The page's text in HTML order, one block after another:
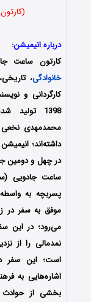
درباره انیمیشن:
کارتون ساعت
خانوادگی،
کارگردانی و
1398
محمدمهدی نخعی
داشته‌‌اند؛
در چهل و دومین
ساعت جادویی
پسربچه به
موفق به سفر در
می‌رود؛ در این
نمدمالی را از
است؛ این سفر
اشاره‌هایی به
بخشی از حوادث